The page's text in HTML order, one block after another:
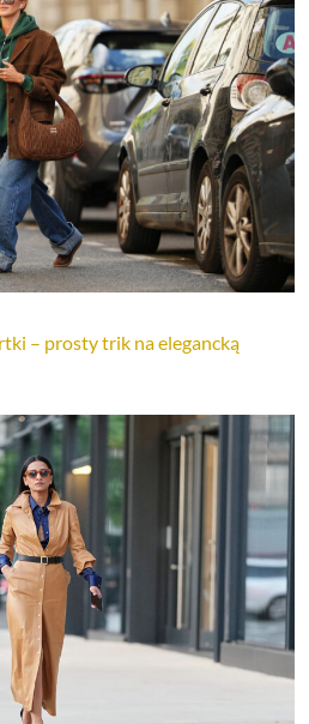
– prosty trik na elegancką